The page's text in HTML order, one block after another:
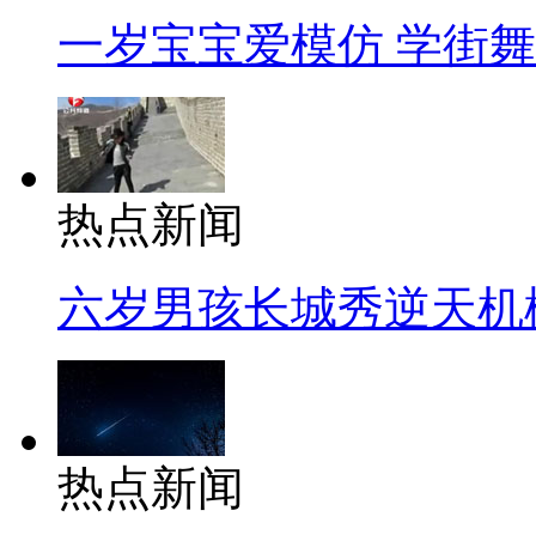
一岁宝宝爱模仿 学街
热点新闻
六岁男孩长城秀逆天机
热点新闻